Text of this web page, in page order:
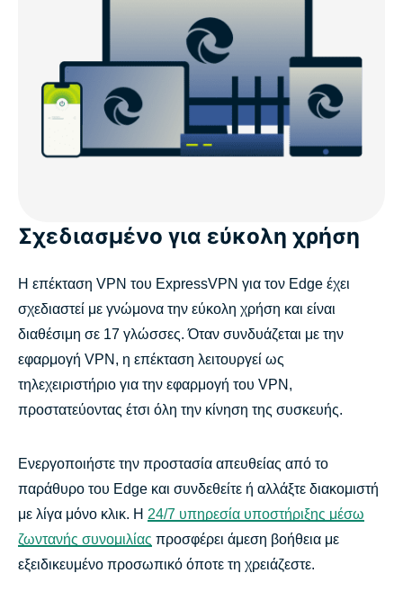
Σχεδιασμένο για εύκολη χρήση
Η επέκταση VPN του ExpressVPN για τον Edge έχει
σχεδιαστεί με γνώμονα την εύκολη χρήση και είναι
διαθέσιμη σε 17 γλώσσες. Όταν συνδυάζεται με την
εφαρμογή VPN, η επέκταση λειτουργεί ως
τηλεχειριστήριο για την εφαρμογή του VPN,
προστατεύοντας έτσι όλη την κίνηση της συσκευής.
Ενεργοποιήστε την προστασία απευθείας από το
παράθυρο του Edge και συνδεθείτε ή αλλάξτε διακομιστή
με λίγα μόνο κλικ. Η 24/7 υπηρεσία υποστήριξης μέσω
ζωντανής συνομιλίας προσφέρει άμεση βοήθεια με
εξειδικευμένο προσωπικό όποτε τη χρειάζεστε.